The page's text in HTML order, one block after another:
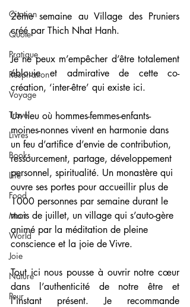
Citation
Quote
Pratique
Respiration
Voyage
Travel
Livres
Books
Life
Food
Mort
World
Joie
Nature
Peur
2ème semaine au Village des Pruniers
créé par Thich Nhat Hanh.
Je ne peux m’empêcher d’être totalement
éblouie et admirative de cette co-
création, ‘inter-être’ qui existe ici.
Un lieu où hommes-femmes-enfants-
moines-nonnes vivent en harmonie dans
un feu d’artifice d’envie de contribution,
ressourcement, partage, développement
personnel, spiritualité. Un monastère qui
ouvre ses portes pour accueillir plus de
1000 personnes par semaine durant le
mois de juillet, un village qui s’auto-gère
animé par la méditation de pleine
conscience et la joie de Vivre.
Tout ici nous pousse à ouvrir notre cœur
dans l’authenticité de notre être et
l’instant présent. Je recommande